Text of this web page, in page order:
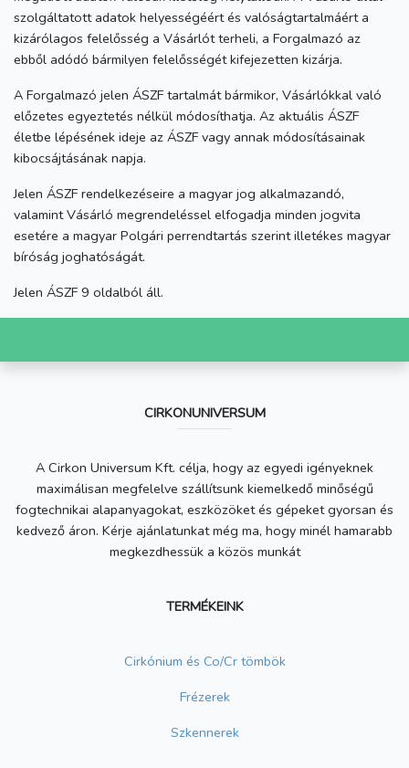
szolgáltatott adatok helyességéért és valóságtartalmáért a
kizárólagos felelősség a Vásárlót terheli, a Forgalmazó az
ebből adódó bármilyen felelősségét kifejezetten kizárja.
A Forgalmazó jelen ÁSZF tartalmát bármikor, Vásárlókkal való
előzetes egyeztetés nélkül módosíthatja. Az aktuális ÁSZF
életbe lépésének ideje az ÁSZF vagy annak módosításainak
kibocsájtásának napja.
Jelen ÁSZF rendelkezéseire a magyar jog alkalmazandó,
valamint Vásárló megrendeléssel elfogadja minden jogvita
esetére a magyar Polgári perrendtartás szerint illetékes magyar
bíróság joghatóságát.
Jelen ÁSZF 9 oldalból áll.
CIRKONUNIVERSUM
A Cirkon Universum Kft. célja, hogy az egyedi igényeknek
maximálisan megfelelve szállítsunk kiemelkedő minőségű
fogtechnikai alapanyagokat, eszközöket és gépeket gyorsan és
kedvező áron. Kérje ajánlatunkat még ma, hogy minél hamarabb
megkezdhessük a közös munkát
TERMÉKEINK
Cirkónium és Co/Cr tömbök
Frézerek
Szkennerek